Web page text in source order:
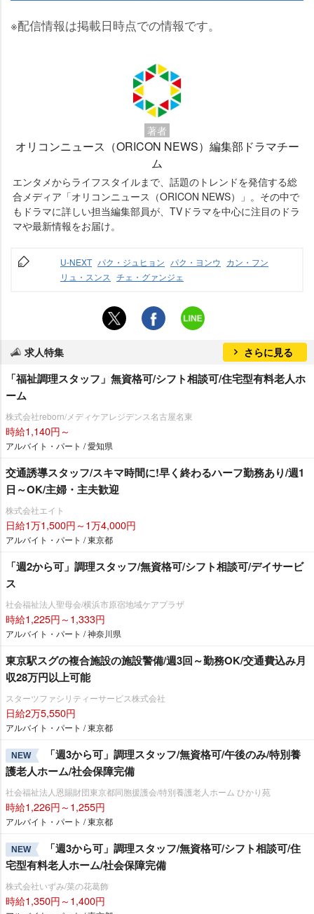
※配信情報は掲載日時点での情報です。
著者
オリコンニュース（ORICON NEWS）編集部ドラマチー
ム
エンタメからライフスタイルまで、話題のトレンドを発信する総
合メディア「オリコンニュース（ORICON NEWS）」。その中で
もドラマに詳しい担当編集部員が、TVドラマを中心に注目のドラ
マや最新情報をお届け。
U-NEXT パク・ジュヒョン パク・ヨンウ カン・フン
リュ・スンス チェ・グァンジェ
求人特集 さらに見る
「福祉調理スタッフ」無資格可/シフト相談可/住宅型有料老人ホ
ーム
株式会社reborn/メディケアレジデンス名古屋名東
時給1,140円～
アルバイト・パート / 愛知県
交通誘導スタッフ/スキマ時間に!早く終わるハーフ勤務あり/週1
日～OK/主婦・主夫歓迎
株式会社エイト
日給1万1,500円～1万4,000円
アルバイト・パート / 東京都
「週2から可」調理スタッフ/無資格可/シフト相談可/デイサービ
ス
社会福祉法人聖母会/横浜市原宿地域ケアプラザ
時給1,225円～1,333円
アルバイト・パート / 神奈川県
東京駅スグの複合施設の施設警備/週3回～勤務OK/交通費込み月
収28万円以上可能
スターツファシリティーサービス株式会社
日給2万5,550円
アルバイト・パート / 東京都
NEW
「週3から可」調理スタッフ/無資格可/午後のみ/特別養
護老人ホーム/社会保障完備
社会福祉法人恩賜財団東京都同胞援護会/特別養護老人ホーム ひかり苑
時給1,226円～1,255円
アルバイト・パート / 東京都
NEW
「週3から可」調理スタッフ/無資格可/シフト相談可/住
宅型有料老人ホーム/社会保障完備
株式会社いずみ/菜の花葛飾
時給1,350円～1,400円